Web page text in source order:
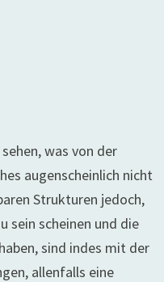
was von der
augenscheinlich nicht
Strukturen jedoch,
sein scheinen und die
sind indes mit der
allenfalls eine